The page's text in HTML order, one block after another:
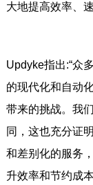
大地提高效率、
Updyke指出:“众
的现代化和自动
带来的挑战。我
同，这也充分证
和差别化的服务
升效率和节约成